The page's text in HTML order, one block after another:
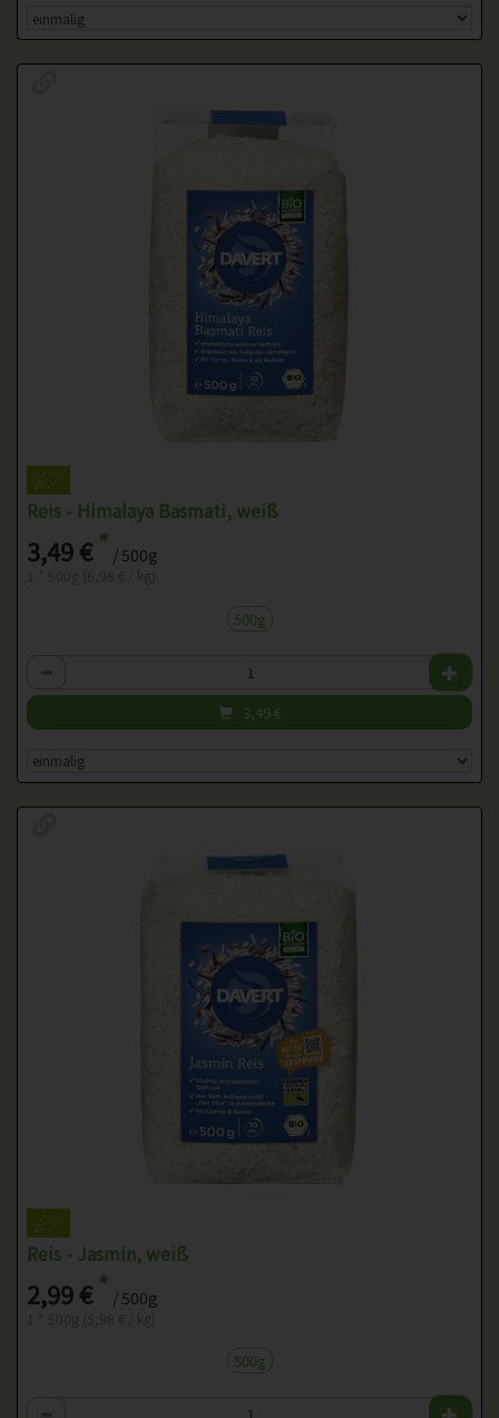
Reis - Himalaya Basmati, weiß
3,49 €* / 500g
500g
Anzahl
3,49€
Reis - Jasmin, weiß
2,99 €* / 500g
500g
Anzahl